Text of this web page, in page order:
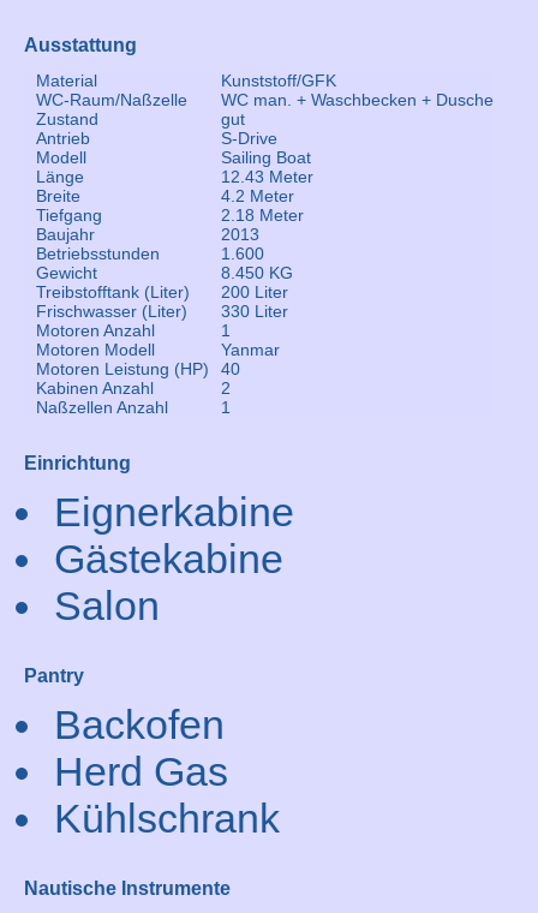
Ausstattung
Material
Kunststoff/GFK
WC-Raum/Naßzelle
WC man. + Waschbecken + Dusche
Zustand
gut
Antrieb
S-Drive
Modell
Sailing Boat
Länge
12.43 Meter
Breite
4.2 Meter
Tiefgang
2.18 Meter
Baujahr
2013
Betriebsstunden
1.600
Gewicht
8.450 KG
Treibstofftank (Liter)
200 Liter
Frischwasser (Liter)
330 Liter
Motoren Anzahl
1
Motoren Modell
Yanmar
Motoren Leistung (HP)
40
Kabinen Anzahl
2
Naßzellen Anzahl
1
Einrichtung
Eignerkabine
Gästekabine
Salon
Pantry
Backofen
Herd Gas
Kühlschrank
Nautische Instrumente